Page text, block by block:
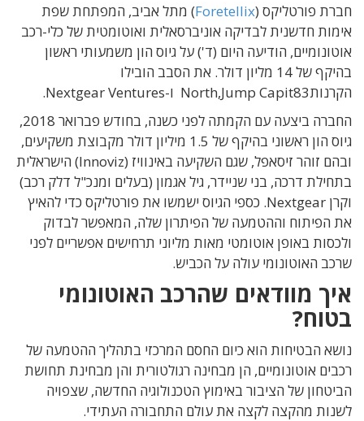
חברת פורטליקס (Foretellix) מתל אביב, המפתחת שפת
אימות חדשנית לבדיקה אוניברסאלית ואוטומטית של כלי-רכב
אוטונומיים, הודיעה היום (ד') על גיוס הון משמעותי ראשון
בהיקף של 14 מליון דולר. את הסבב הובילו
הקרנותNorth,Jump Capit83 ו-Nextgear Ventures.
החברה ביצעה עם הקמתה לפני כשנה, בחודש פברואר 2018,
גיוס הון ראשוני בהיקף של 1.5 מיליון דולר מקבוצת משקיעים,
ובהם זוהר זיסאפל, שגם השקיעה באינוויז (Innoviz) הישראלית
בתחילת דרכה, בני שניידר, גיל אגמון (בעלים ומנכ"ל דלק רכב)
וקרן Nextgear. כספי הגיוס ישמשו את פורטליקס כדי להאיץ
את הפיתוח וההטמעה של הפיתרון שלה, המאפשר לבדוק
ולכסות באופן אוטומטי מאות מליוני תרחישים אפשריים לפני
שרכב האוטונומי עולה על הכביש.
איך מוודאים שהרכב האוטונומי
בטוח?
נושא הבטיחות הוא כיום החסם המרכזי בתהליך ההטמעה של
רכבים אוטונומיים, הן מבחינה רגולטורית והן מבחינת תחושת
הביטחון של הציבור באימוץ הטכנולוגיה החדשה, שצפויה
לשנות מהקצה לקצה את עולם התחבורה העתידי.